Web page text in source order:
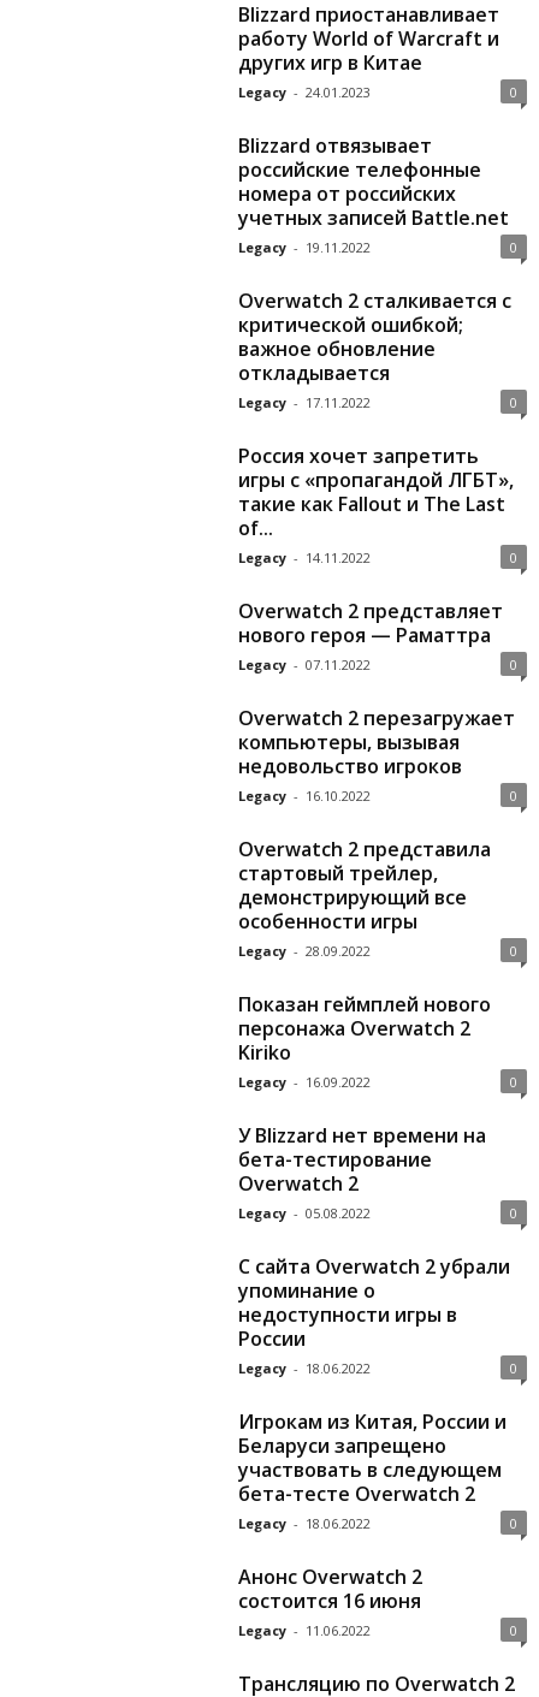
Blizzard приостанавливает
работу World of Warcraft и
других игр в Китае
Legacy - 24.01.2023 0
Blizzard отвязывает
российские телефонные
номера от российских
учетных записей Battle.net
Legacy - 19.11.2022 0
Overwatch 2 сталкивается с
критической ошибкой;
важное обновление
откладывается
Legacy - 17.11.2022 0
Россия хочет запретить
игры с «пропагандой ЛГБТ»,
такие как Fallout и The Last
of...
Legacy - 14.11.2022 0
Overwatch 2 представляет
нового героя — Раматтра
Legacy - 07.11.2022 0
Overwatch 2 перезагружает
компьютеры, вызывая
недовольство игроков
Legacy - 16.10.2022 0
Overwatch 2 представила
стартовый трейлер,
демонстрирующий все
особенности игры
Legacy - 28.09.2022 0
Показан геймплей нового
персонажа Overwatch 2
Kiriko
Legacy - 16.09.2022 0
У Blizzard нет времени на
бета-тестирование
Overwatch 2
Legacy - 05.08.2022 0
С сайта Overwatch 2 убрали
упоминание о
недоступности игры в
России
Legacy - 18.06.2022 0
Игрокам из Китая, России и
Беларуси запрещено
участвовать в следующем
бета-тесте Overwatch 2
Legacy - 18.06.2022 0
Анонс Overwatch 2
состоится 16 июня
Legacy - 11.06.2022 0
Трансляцию по Overwatch 2